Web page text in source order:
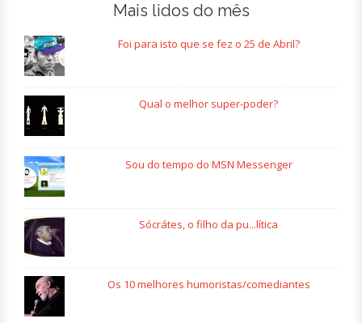
Mais lidos do mês
Foi para isto que se fez o 25 de Abril?
Qual o melhor super-poder?
Sou do tempo do MSN Messenger
Sócrátes, o filho da pu...lítica
Os 10 melhores humoristas/comediantes